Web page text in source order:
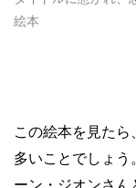
絵本
この絵本を見た
多いことでしょう
ーン・ジオンさん